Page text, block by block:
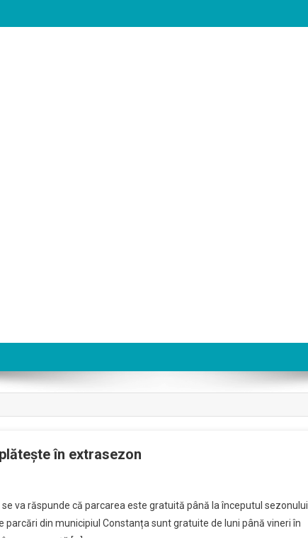
în extrasezon​
va răspunde că parcarea este gratuită până la începutul sezonului
din municipiul Constanța sunt gratuite de luni până vineri în